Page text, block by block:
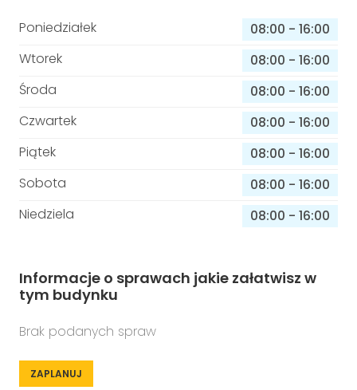
Poniedziałek 08:00 - 16:00
Wtorek
08:00 - 16:00
Środa
08:00 - 16:00
Czwartek
08:00 - 16:00
Piątek
08:00 - 16:00
Sobota
08:00 - 16:00
Niedziela
08:00 - 16:00
Informacje o sprawach jakie załatwisz w
tym budynku
Brak podanych spraw
ZAPLANUJ